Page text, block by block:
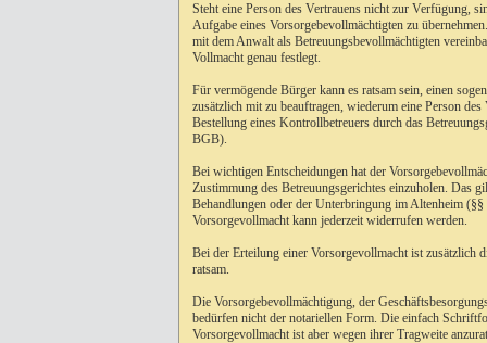
Steht eine Person des Vertrauens nicht zur Verfügung,
Aufgabe eines Vorsorgebevollmächtigten zu
mit dem Anwalt als Betreuungsbevollmächtigten
Vollmacht genau festlegt.
Für vermögende Bürger kann es ratsam sein, einen
zusätzlich mit zu beauftragen, wiederum eine Person
Bestellung eines Kontrollbetreuers durch das
BGB).
Bei wichtigen Entscheidungen hat der
Zustimmung des Betreuungsgerichtes einzuholen. Das
Behandlungen oder der Unterbringung im Altenheim
Vorsorgevollmacht kann jederzeit widerrufen werden.
Bei der Erteilung einer Vorsorgevollmacht ist zusätzlich
ratsam.
Die Vorsorgebevollmächtigung, der
bedürfen nicht der notariellen Form. Die einfach
Vorsorgevollmacht ist aber wegen ihrer Tragweite